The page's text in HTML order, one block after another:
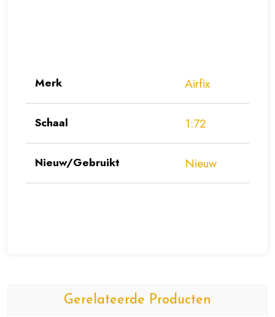
Merk Airfix
Schaal 1:72
Nieuw/Gebruikt Nieuw
Gerelateerde Producten